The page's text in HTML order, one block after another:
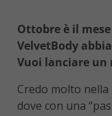
Ottobre è il
VelvetBody
Vuoi lanciare un
Credo molto
dove con una